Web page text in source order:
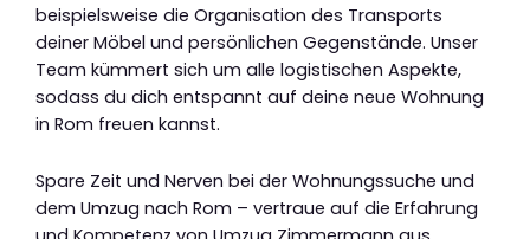
beispielsweise die Organisation des Transports
deiner Möbel und persönlichen Gegenstände. Unser
Team kümmert sich um alle logistischen Aspekte,
sodass du dich entspannt auf deine neue Wohnung
in Rom freuen kannst.
Spare Zeit und Nerven bei der Wohnungssuche und
dem Umzug nach Rom – vertraue auf die Erfahrung